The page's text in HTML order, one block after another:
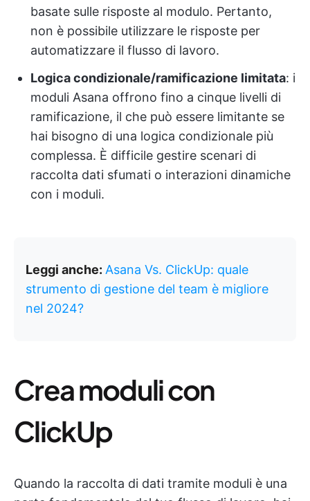
basate sulle risposte al modulo. Pertanto,
non è possibile utilizzare le risposte per
automatizzare il flusso di lavoro.
Logica condizionale/ramificazione limitata: i
moduli Asana offrono fino a cinque livelli di
ramificazione, il che può essere limitante se
hai bisogno di una logica condizionale più
complessa. È difficile gestire scenari di
raccolta dati sfumati o interazioni dinamiche
con i moduli.
Leggi anche: Asana Vs. ClickUp: quale
strumento di gestione del team è migliore
nel 2024?
Crea moduli con
ClickUp
Quando la raccolta di dati tramite moduli è una